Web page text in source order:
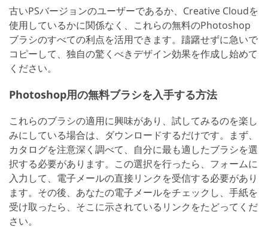
古いPSバージョンのユーザーであるか、Creative Cloudを
使用しているかに関係なく、これらの無料のPhotoshop
ブラシのすべての利点を活用できます。躊躇せずに急いで
コピーして、独自の驚くべきデザイン効果を作成し始めて
ください。
Photoshop用の無料ブラシを入手する方法
これらのブラシの適用に興味があり、試してみるのを楽し
みにしている場合は、ダウンロードするだけです。まず、
カタログを注意深く調べて、自分に最も適したブラシを選
択する必要があります。この選択を行ったら、フォームに
入力して、電子メールの直接リンクを受信する必要があり
ます。その後、あなたの電子メールをチェックし、手紙を
受け取ったら、そこに示されているリンクをたどってくだ
さい。